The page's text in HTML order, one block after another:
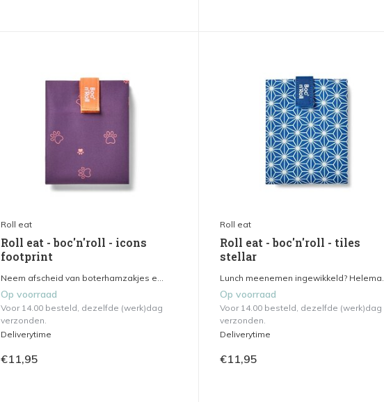
Roll eat
Roll eat - boc'n'roll - icons
footprint
Neem afscheid van boterhamzakjes e...
Op voorraad
Voor 14.00 besteld, dezelfde (werk)dag
verzonden.
Deliverytime
€11,95
Roll eat
Roll eat - boc'n'roll - tiles
stellar
Lunch meenemen ingewikkeld? Helema...
Op voorraad
Voor 14.00 besteld, dezelfde (werk)dag
verzonden.
Deliverytime
€11,95